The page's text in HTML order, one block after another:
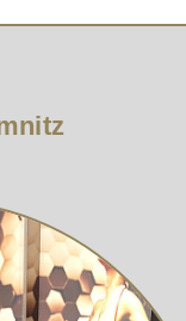
MK2 Tief-
aus. Dadurch